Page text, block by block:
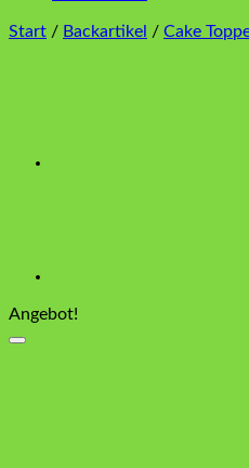
Start / Backartikel / Cake
Angebot!